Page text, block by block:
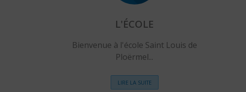
L'ÉCOLE
Bienvenue à l'école Saint Louis de
Ploërmel...
LIRE LA SUITE